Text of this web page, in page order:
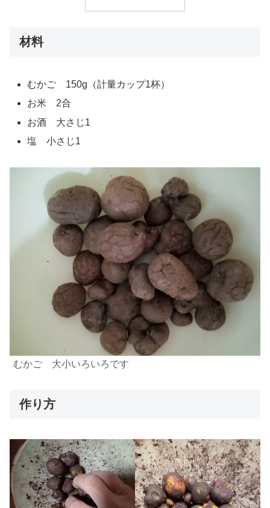
材料
むかご 150g（計量カップ1杯）
お米 2合
お酒 大さじ1
塩 小さじ1
むかご 大小いろいろです
作り方